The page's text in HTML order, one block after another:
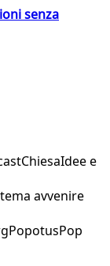
senza
ChiesaIdee e
avvenire
PopotusPop